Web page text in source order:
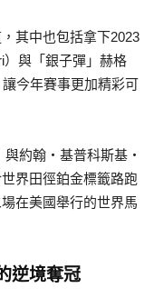
其中也包括拿下2023
）與「銀子彈」赫格
讓今年賽事更加精彩可
約翰・基普科斯基・
界田徑鉑金標籤路跑
在美國舉行的世界馬
逆境奪冠